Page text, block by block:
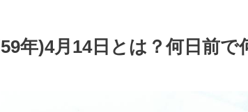
年)4月14日とは？何日前